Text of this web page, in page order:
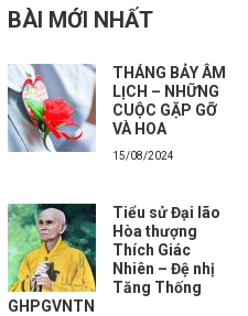
BÀI MỚI NHẤT
THÁNG BẢY ÂM
LỊCH – NHỮNG
CUỘC GẶP GỠ
VÀ HOA
15/08/2024
Tiểu sử Đại lão
Hòa thượng
Thích Giác
Nhiên – Đệ nhị
Tăng Thống
GHPGVNTN